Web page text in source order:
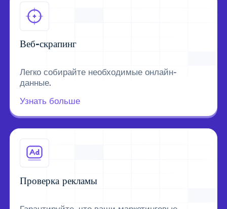
Веб-скрапинг
Легко собирайте необходимые онлайн-
данные.
Узнать больше
Проверка рекламы